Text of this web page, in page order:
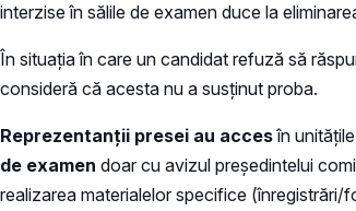
interzise în sălile de examen duce la
În situația în care un candidat refuză să
consideră că acesta nu a susţinut proba.
Reprezentanţii presei au accesîn
de examen doar cu avizul preşedintelui
realizarea materialelor specifice